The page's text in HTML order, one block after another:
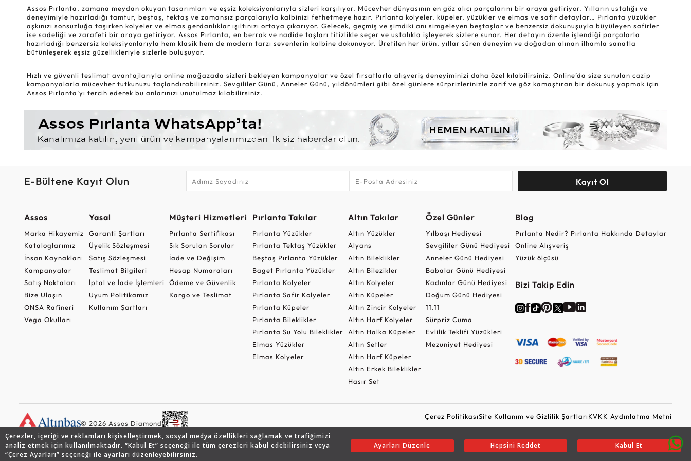
Çerezler, içeriği ve reklamları kişiselleştirmek, sosyal medya özellikleri sağlamak ve trafiğimizi
analiz etmek için kullanılmaktadır. “Kabul Et” seçeneği ile tüm çerezleri kabul edebilirsiniz veya
“Çerez Ayarları” seçeneği ile ayarları düzenleyebilirsiniz.
Ayarları Düzenle Hepsini Reddet Kabul Et
Assos Pırlanta, zamana meydan okuyan tasarımları ve eşsiz koleksiyonlarıyla sizleri karşılıyor. Mücevher dünyasının en göz alıcı parçalarını bir araya getiriyor. Yılların ustalığı ve
deneyimiyle hazırladığı tamtur, beştaş, tektaş ve zamansız parçalarıyla kalbinizi fethetmeye hazır. Pırlanta kolyeler, küpeler, yüzükler ve elmas ve safir detaylar… Pırlanta yüzükler
aşkınızı sonsuzluğa taşırken kolyeler ve elmas gerdanlıklar ışıltınızı ortaya çıkarıyor. Gelecek, geçmiş ve şimdiki anı simgeleyen beştaşlar ve benzersiz dokunuşuyla büyüleyen safirler
ise sadeliği ve zarafeti bir araya getiriyor. Assos Pırlanta, en berrak ve nadide taşları titizlikle seçer ve ustalıkla işleyerek sizlere sunar. Her detayın özenle işlendiği parçalarla
hazırladığı benzersiz koleksiyonlarıyla hem klasik hem de modern tarzı sevenlerin kalbine dokunuyor. Üretilen her ürün, yıllar süren deneyim ve doğadan alınan ilhamla sanatla
bütünleşerek eşsiz güzellikleriyle sizlerle buluşuyor.
Hızlı ve güvenli teslimat avantajlarıyla online mağazada sizleri bekleyen kampanyalar ve özel fırsatlarla alışveriş deneyiminizi daha özel kılabilirsiniz. Online’da size sunulan cazip
kampanyalarla mücevher tutkunuzu taçlandırabilirsiniz. Sevgililer Günü, Anneler Günü, yıldönümleri gibi özel günlere sürprizlerinizle zarif ve göz kamaştıran bir dokunuş yapmak için
Assos Pırlanta’yı tercih ederek bu anlarınızı unutulmaz kılabilirsiniz.
E-Bültene Kayıt Olun Kayıt Ol
Assos
Marka Hikayemiz
Kataloglarımız
İnsan Kaynakları
Kampanyalar
Satış Noktaları
Bize Ulaşın
ONSA Rafineri
Vega Okulları
Yasal
Garanti Şartları
Üyelik Sözleşmesi
Satış Sözleşmesi
Teslimat Bilgileri
İptal ve İade İşlemleri
Uyum Politikamız
Kullanım Şartları
Müşteri Hizmetleri
Pırlanta Sertifikası
Sık Sorulan Sorular
İade ve Değişim
Hesap Numaraları
Ödeme ve Güvenlik
Kargo ve Teslimat
Pırlanta Takılar
Pırlanta Yüzükler
Pırlanta Tektaş Yüzükler
Beştaş Pırlanta Yüzükler
Baget Pırlanta Yüzükler
Pırlanta Kolyeler
Pırlanta Safir Kolyeler
Pırlanta Küpeler
Pırlanta Bileklikler
Pırlanta Su Yolu Bileklikler
Elmas Yüzükler
Elmas Kolyeler
Altın Takılar
Altın Yüzükler
Alyans
Altın Bileklikler
Altın Bilezikler
Altın Kolyeler
Altın Küpeler
Altın Zincir Kolyeler
Altın Harf Kolyeler
Altın Halka Küpeler
Altın Setler
Altın Harf Küpeler
Altın Erkek Bileklikler
Hasır Set
Özel Günler
Yılbaşı Hediyesi
Sevgililer Günü Hediyesi
Anneler Günü Hediyesi
Babalar Günü Hediyesi
Kadınlar Günü Hediyesi
Doğum Günü Hediyesi
11.11
Sürpriz Cuma
Evlilik Teklifi Yüzükleri
Mezuniyet Hediyesi
Blog
Pırlanta Nedir? Pırlanta Hakkında Detaylar
Online Alışveriş
Yüzük ölçüsü
Bizi Takip Edin
© 2026 Assos Diamond
Çerez PolitikasıSite Kullanım ve Gizlilik ŞartlarıKVKK Aydınlatma Metni